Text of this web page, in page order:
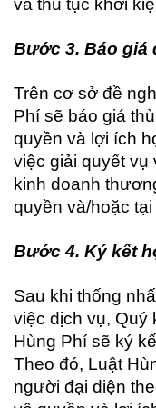
và thủ tục khởi
Bước 3. Báo giá
Trên cơ sở đề
Phí sẽ báo giá
quyền và lợi ích
việc giải quyết vụ
kinh doanh
quyền và/hoặc
Bước 4. Ký kết
Sau khi thống
việc dịch vụ, Quý
Hùng Phí sẽ ký
Theo đó, Luật
người đại diện